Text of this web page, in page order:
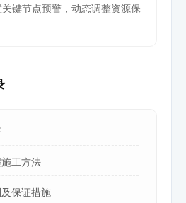
键节点预警，动态调整资源保
工方法
保证措施